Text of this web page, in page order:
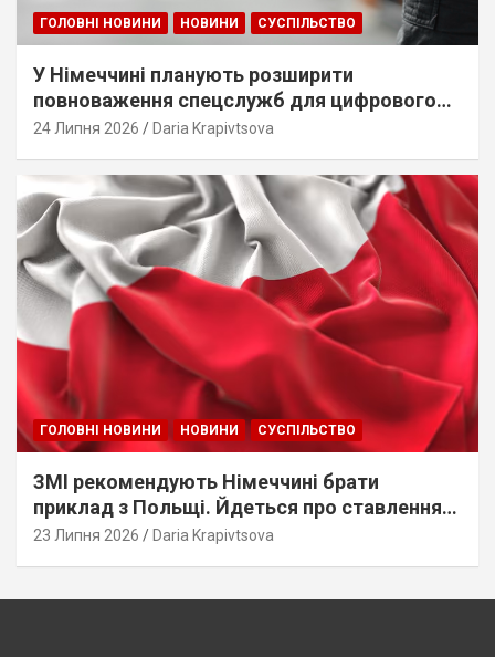
ГОЛОВНІ НОВИНИ НОВИНИ СУСПІЛЬСТВО
У Німеччині планують розширити
повноваження спецслужб для цифрового
стеження
24 Липня 2026 Daria Krapivtsova
ГОЛОВНІ НОВИНИ НОВИНИ СУСПІЛЬСТВО
ЗМІ рекомендують Німеччині брати
приклад з Польщі. Йдеться про ставлення
до українців
23 Липня 2026 Daria Krapivtsova